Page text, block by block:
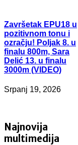
Završetak EPU18 u
pozitivnom tonu i
ozračju! Poljak 8. u
finalu 800m, Sara
Delić 13. u finalu
3000m (VIDEO)
Srpanj 19, 2026
Najnovija
multimedija